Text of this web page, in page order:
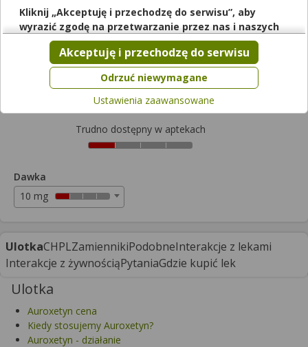
od 0,00 zł do 31,72 zł
Wybierz odpłatność
31,72zł
Trudno dostępny w aptekach
Dawka
10 mg
UlotkaCHPLZamiennikiPodobneInterakcje z lekami
Interakcje z żywnościąPytaniaGdzie kupić lek
Ulotka
Auroxetyn cena
Kiedy stosujemy Auroxetyn?
Auroxetyn - działanie
Kliknij „Akceptuję i przechodzę do serwisu”, aby
wyrazić zgodę na przetwarzanie przez nas i naszych
partnerów Twoich danych w powyższych celach.
Pamiętaj, że wyrażenie zgody jest dobrowolne, a wyrażoną
zgodę możesz w każdej chwili cofnąć, możesz też wycofać
zgodę na przetwarzanie Twoich danych tylko w niektórych
celach. Jeżeli chcesz dowiedzieć się więcej lub chcesz
dokonać za pomocą „Ustawień zaawansowanych”.
Serwisu
Odrzuć niewymagane
Akceptuję i przechodzę do serwisu
Ustawienia zaawansowane